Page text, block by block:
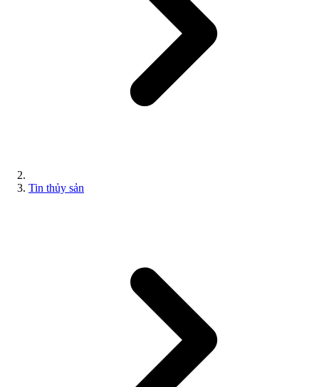
Tin thủy sản